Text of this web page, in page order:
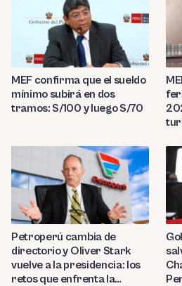
MEF confirma que el sueldo
mínimo subirá en dos
tramos: S/100 y luego S/70
Petroperú cambia de
directorio y Oliver Stark
vuelve a la presidencia: los
retos que enfrenta la